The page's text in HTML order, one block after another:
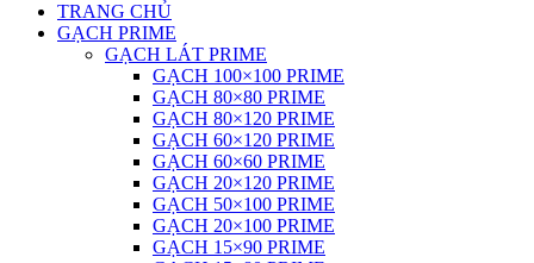
TRANG CHỦ
GẠCH PRIME
GẠCH LÁT PRIME
GẠCH 100×100 PRIME
GẠCH 80×80 PRIME
GẠCH 80×120 PRIME
GẠCH 60×120 PRIME
GẠCH 60×60 PRIME
GẠCH 20×120 PRIME
GẠCH 50×100 PRIME
GẠCH 20×100 PRIME
GẠCH 15×90 PRIME